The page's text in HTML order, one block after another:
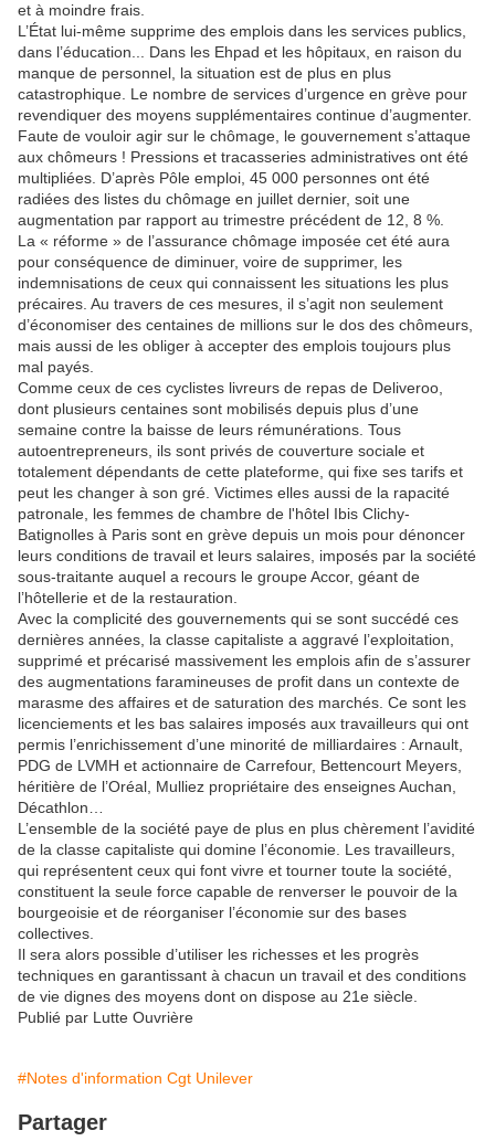
et à moindre frais.
L’État lui-même supprime des emplois dans les services publics,
dans l’éducation... Dans les Ehpad et les hôpitaux, en raison du
manque de personnel, la situation est de plus en plus
catastrophique. Le nombre de services d’urgence en grève pour
revendiquer des moyens supplémentaires continue d’augmenter.
Faute de vouloir agir sur le chômage, le gouvernement s’attaque
aux chômeurs ! Pressions et tracasseries administratives ont été
multipliées. D’après Pôle emploi, 45 000 personnes ont été
radiées des listes du chômage en juillet dernier, soit une
augmentation par rapport au trimestre précédent de 12, 8 %.
La « réforme » de l’assurance chômage imposée cet été aura
pour conséquence de diminuer, voire de supprimer, les
indemnisations de ceux qui connaissent les situations les plus
précaires. Au travers de ces mesures, il s’agit non seulement
d’économiser des centaines de millions sur le dos des chômeurs,
mais aussi de les obliger à accepter des emplois toujours plus
mal payés.
Comme ceux de ces cyclistes livreurs de repas de Deliveroo,
dont plusieurs centaines sont mobilisés depuis plus d’une
semaine contre la baisse de leurs rémunérations. Tous
autoentrepreneurs, ils sont privés de couverture sociale et
totalement dépendants de cette plateforme, qui fixe ses tarifs et
peut les changer à son gré. Victimes elles aussi de la rapacité
patronale, les femmes de chambre de l'hôtel Ibis Clichy-
Batignolles à Paris sont en grève depuis un mois pour dénoncer
leurs conditions de travail et leurs salaires, imposés par la société
sous-traitante auquel a recours le groupe Accor, géant de
l’hôtellerie et de la restauration.
Avec la complicité des gouvernements qui se sont succédé ces
dernières années, la classe capitaliste a aggravé l’exploitation,
supprimé et précarisé massivement les emplois afin de s’assurer
des augmentations faramineuses de profit dans un contexte de
marasme des affaires et de saturation des marchés. Ce sont les
licenciements et les bas salaires imposés aux travailleurs qui ont
permis l’enrichissement d’une minorité de milliardaires : Arnault,
PDG de LVMH et actionnaire de Carrefour, Bettencourt Meyers,
héritière de l’Oréal, Mulliez propriétaire des enseignes Auchan,
Décathlon…
L’ensemble de la société paye de plus en plus chèrement l’avidité
de la classe capitaliste qui domine l’économie. Les travailleurs,
qui représentent ceux qui font vivre et tourner toute la société,
constituent la seule force capable de renverser le pouvoir de la
bourgeoisie et de réorganiser l’économie sur des bases
collectives.
Il sera alors possible d’utiliser les richesses et les progrès
techniques en garantissant à chacun un travail et des conditions
de vie dignes des moyens dont on dispose au 21e siècle.
Publié par Lutte Ouvrière
#Notes d'information Cgt Unilever
Partager